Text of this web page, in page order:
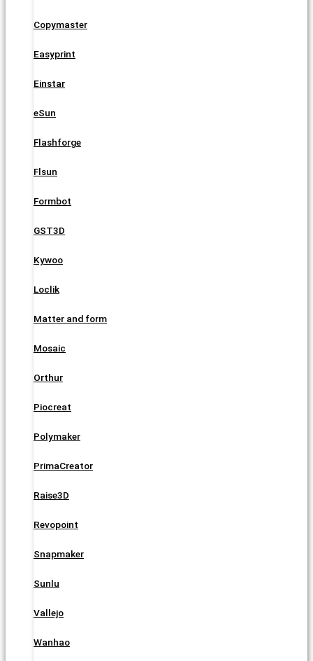
Copymaster
Easyprint
Einstar
eSun
Flashforge
Flsun
Formbot
GST3D
Kywoo
Loclik
Matter and form
Mosaic
Orthur
Piocreat
Polymaker
PrimaCreator
Raise3D
Revopoint
Snapmaker
Sunlu
Vallejo
Wanhao